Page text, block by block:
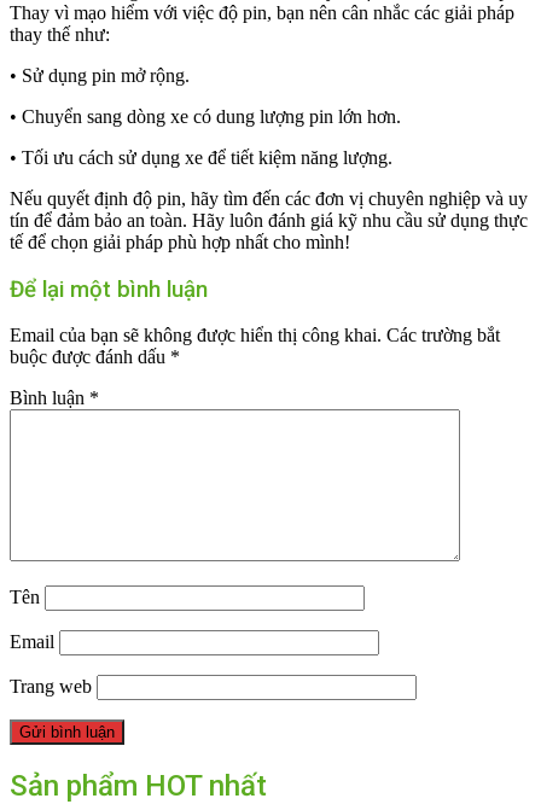
Thay vì mạo hiểm với việc độ pin, bạn nên cân nhắc các giải pháp
thay thế như:
• Sử dụng pin mở rộng.
• Chuyển sang dòng xe có dung lượng pin lớn hơn.
• Tối ưu cách sử dụng xe để tiết kiệm năng lượng.
Nếu quyết định độ pin, hãy tìm đến các đơn vị chuyên nghiệp và uy
tín để đảm bảo an toàn. Hãy luôn đánh giá kỹ nhu cầu sử dụng thực
tế để chọn giải pháp phù hợp nhất cho mình!
Để lại một bình luận
Email của bạn sẽ không được hiển thị công khai. Các trường bắt
buộc được đánh dấu *
Bình luận *
Tên
Email
Trang web
Sản phẩm HOT nhất